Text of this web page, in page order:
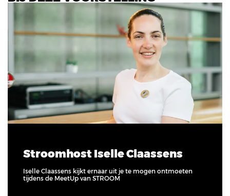
Stroomhost Iselle Claassens
Iselle Claassens kijkt ernaar uit je te mogen ontmoeten
tijdens de MeetUp van STROOM